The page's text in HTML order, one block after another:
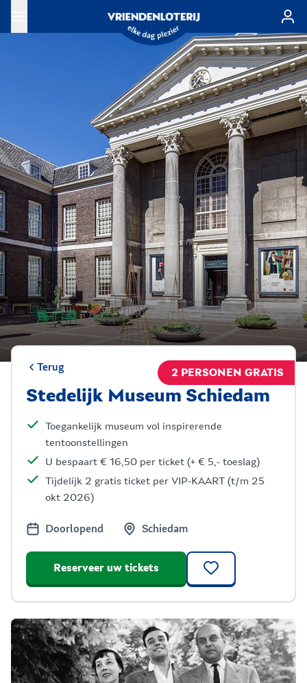
Ga naar de hoofdinhoud
Terug
Stedelijk Museum Schiedam
2 PERSONEN GRATIS
Toegankelijk museum vol inspirerende
tentoonstellingen
U bespaart € 16,50 per ticket (+ € 5,- toeslag)
Tijdelijk 2 gratis ticket per VIP-KAART (t/m 25
okt 2026)
Doorlopend Schiedam
Reserveer uw tickets